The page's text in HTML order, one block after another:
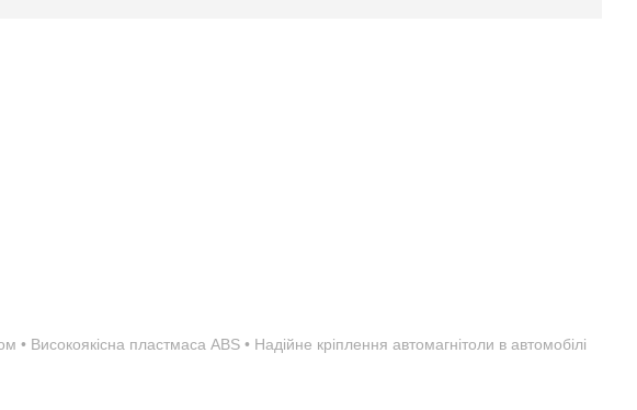
• Високоякісна пластмаса ABS • Надійне кріплення автомагнітоли в автомобілі